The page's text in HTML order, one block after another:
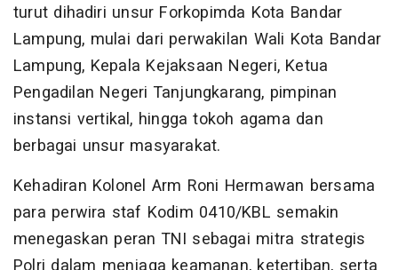
turut dihadiri unsur Forkopimda Kota Bandar
Lampung, mulai dari perwakilan Wali Kota Bandar
Lampung, Kepala Kejaksaan Negeri, Ketua
Pengadilan Negeri Tanjungkarang, pimpinan
instansi vertikal, hingga tokoh agama dan
berbagai unsur masyarakat.
Kehadiran Kolonel Arm Roni Hermawan bersama
para perwira staf Kodim 0410/KBL semakin
menegaskan peran TNI sebagai mitra strategis